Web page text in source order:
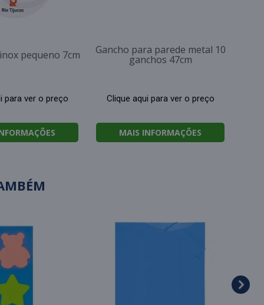
pequeno 7cm
para ver o preço
Gancho para parede metal 10
ganchos 47cm
Clique aqui para ver o preço
MAIS INFORMAÇÕES